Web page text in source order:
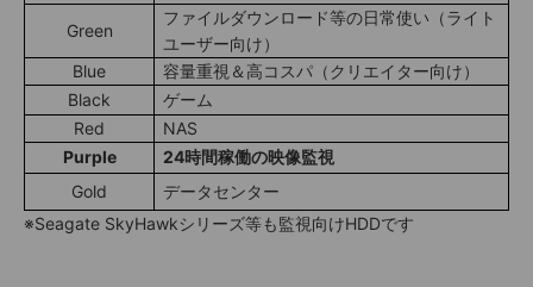
Green
ファイルダウンロード等の日常使い（ライト
ユーザー向け）
Blue
容量重視＆高コスパ（クリエイター向け）
Black
ゲーム
Red
NAS
Purple
24時間稼働の映像監視
Gold
データセンター
※Seagate SkyHawkシリーズ等も監視向けHDDです